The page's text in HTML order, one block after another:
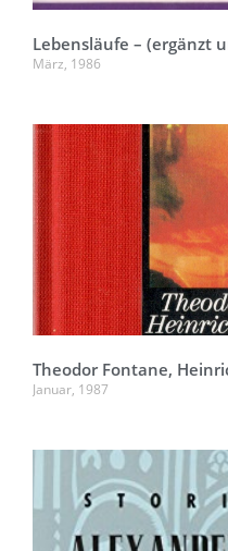
Lebensläufe – (ergänzt
März, 1986
Theodor Fontane,
Januar, 1987